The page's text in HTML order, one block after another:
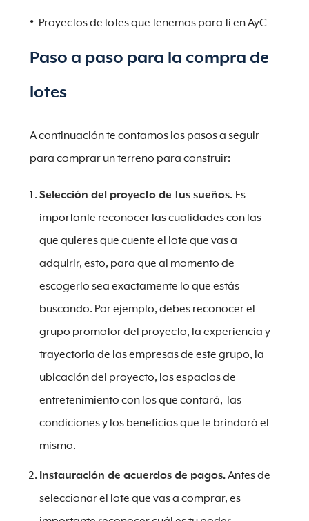
Proyectos de lotes que tenemos para ti en AyC
Paso a paso para la compra de
lotes
A continuación te contamos los pasos a seguir
para comprar un terreno para construir:
Selección del proyecto de tus sueños. Es
importante reconocer las cualidades con las
que quieres que cuente el lote que vas a
adquirir, esto, para que al momento de
escogerlo sea exactamente lo que estás
buscando. Por ejemplo, debes reconocer el
grupo promotor del proyecto, la experiencia y
trayectoria de las empresas de este grupo, la
ubicación del proyecto, los espacios de
entretenimiento con los que contará, las
condiciones y los beneficios que te brindará el
mismo.
Instauración de acuerdos de pagos.Antes de
seleccionar el lote que vas a comprar, es